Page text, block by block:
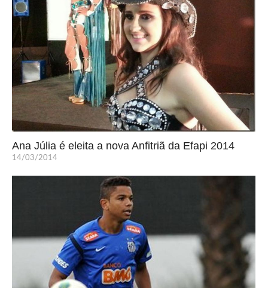
Ana Júlia é eleita a nova Anfitriã da Efapi 2014
14/03/2014